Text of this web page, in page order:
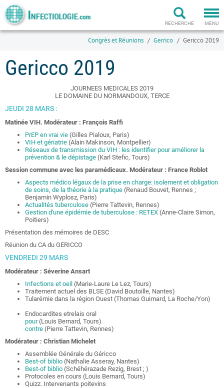
MENU
RECHERCHE
Congrès et Réunions Gerrico Gericco 2019
Gericco 2019
JOURNEES MEDICALES 2019
LE DOMAINE DU NORMANDOUX, TERCE
JEUDI 28 MARS :
Matinée VIH. Modérateur : François Raffi
PrEP en vrai vie (Gilles Pialoux, Paris)
VIH et gériatrie (Alain Makinson, Montpellier)
Réseaux de transmission du VIH : les identifier pour améliorer la
prévention & le dépistage (Karl Stefic, Tours)
Session commune avec les paramédicaux. Modérateur : France Roblot
Aspects médico légaux de la prise en charge: isolement et obligation
de soins, de la théorie à la pratique (Renaud Bouvet, Rennes ;
Benjamin Wyplosz, Paris)
Actualités tuberculose (Pierre Tattevin, Rennes)
Gestion d'une épidémie de tuberculose : RETEX (Anne-Claire Simon,
Poitiers)
Présentation des mémoires de DESC
Réunion du CA du GERICCO
VENDREDI 29 MARS
Modérateur : Séverine Ansart
Infections et oeil (Marie-Laure Le Lez, Tours)
Traitement actuel des BLSE (David Boutoille, Nantes)
Tularémie dans la région Ouest (Thomas Guimard, La Roche/Yon)
Endocardites etrelais oral
pour (Louis Bernard, Tours)
contre (Pierre Tattevin, Rennes)
Modérateur : Christian Michelet
Assemblée Générale du Géricco
Best-of biblio (Nathalie Asseray, Nantes)
Best-of biblio (Schéhérazade Rezig, Brest ; )
Protocoles en cours (Louis Bernard, Tours)
Quizz. Intervenants poitevins